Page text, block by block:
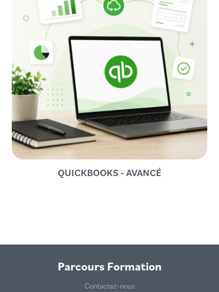
QUICKBOOKS - AVANCÉ
Parcours Formation
Contactez-nous